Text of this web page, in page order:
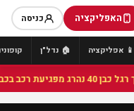
האפליקציה כניסה
📱 אפליקציה 🏠 נדל"ן
25 סמוך לצומת הנשיא, מתנדבי זק"א פועלו בזירה